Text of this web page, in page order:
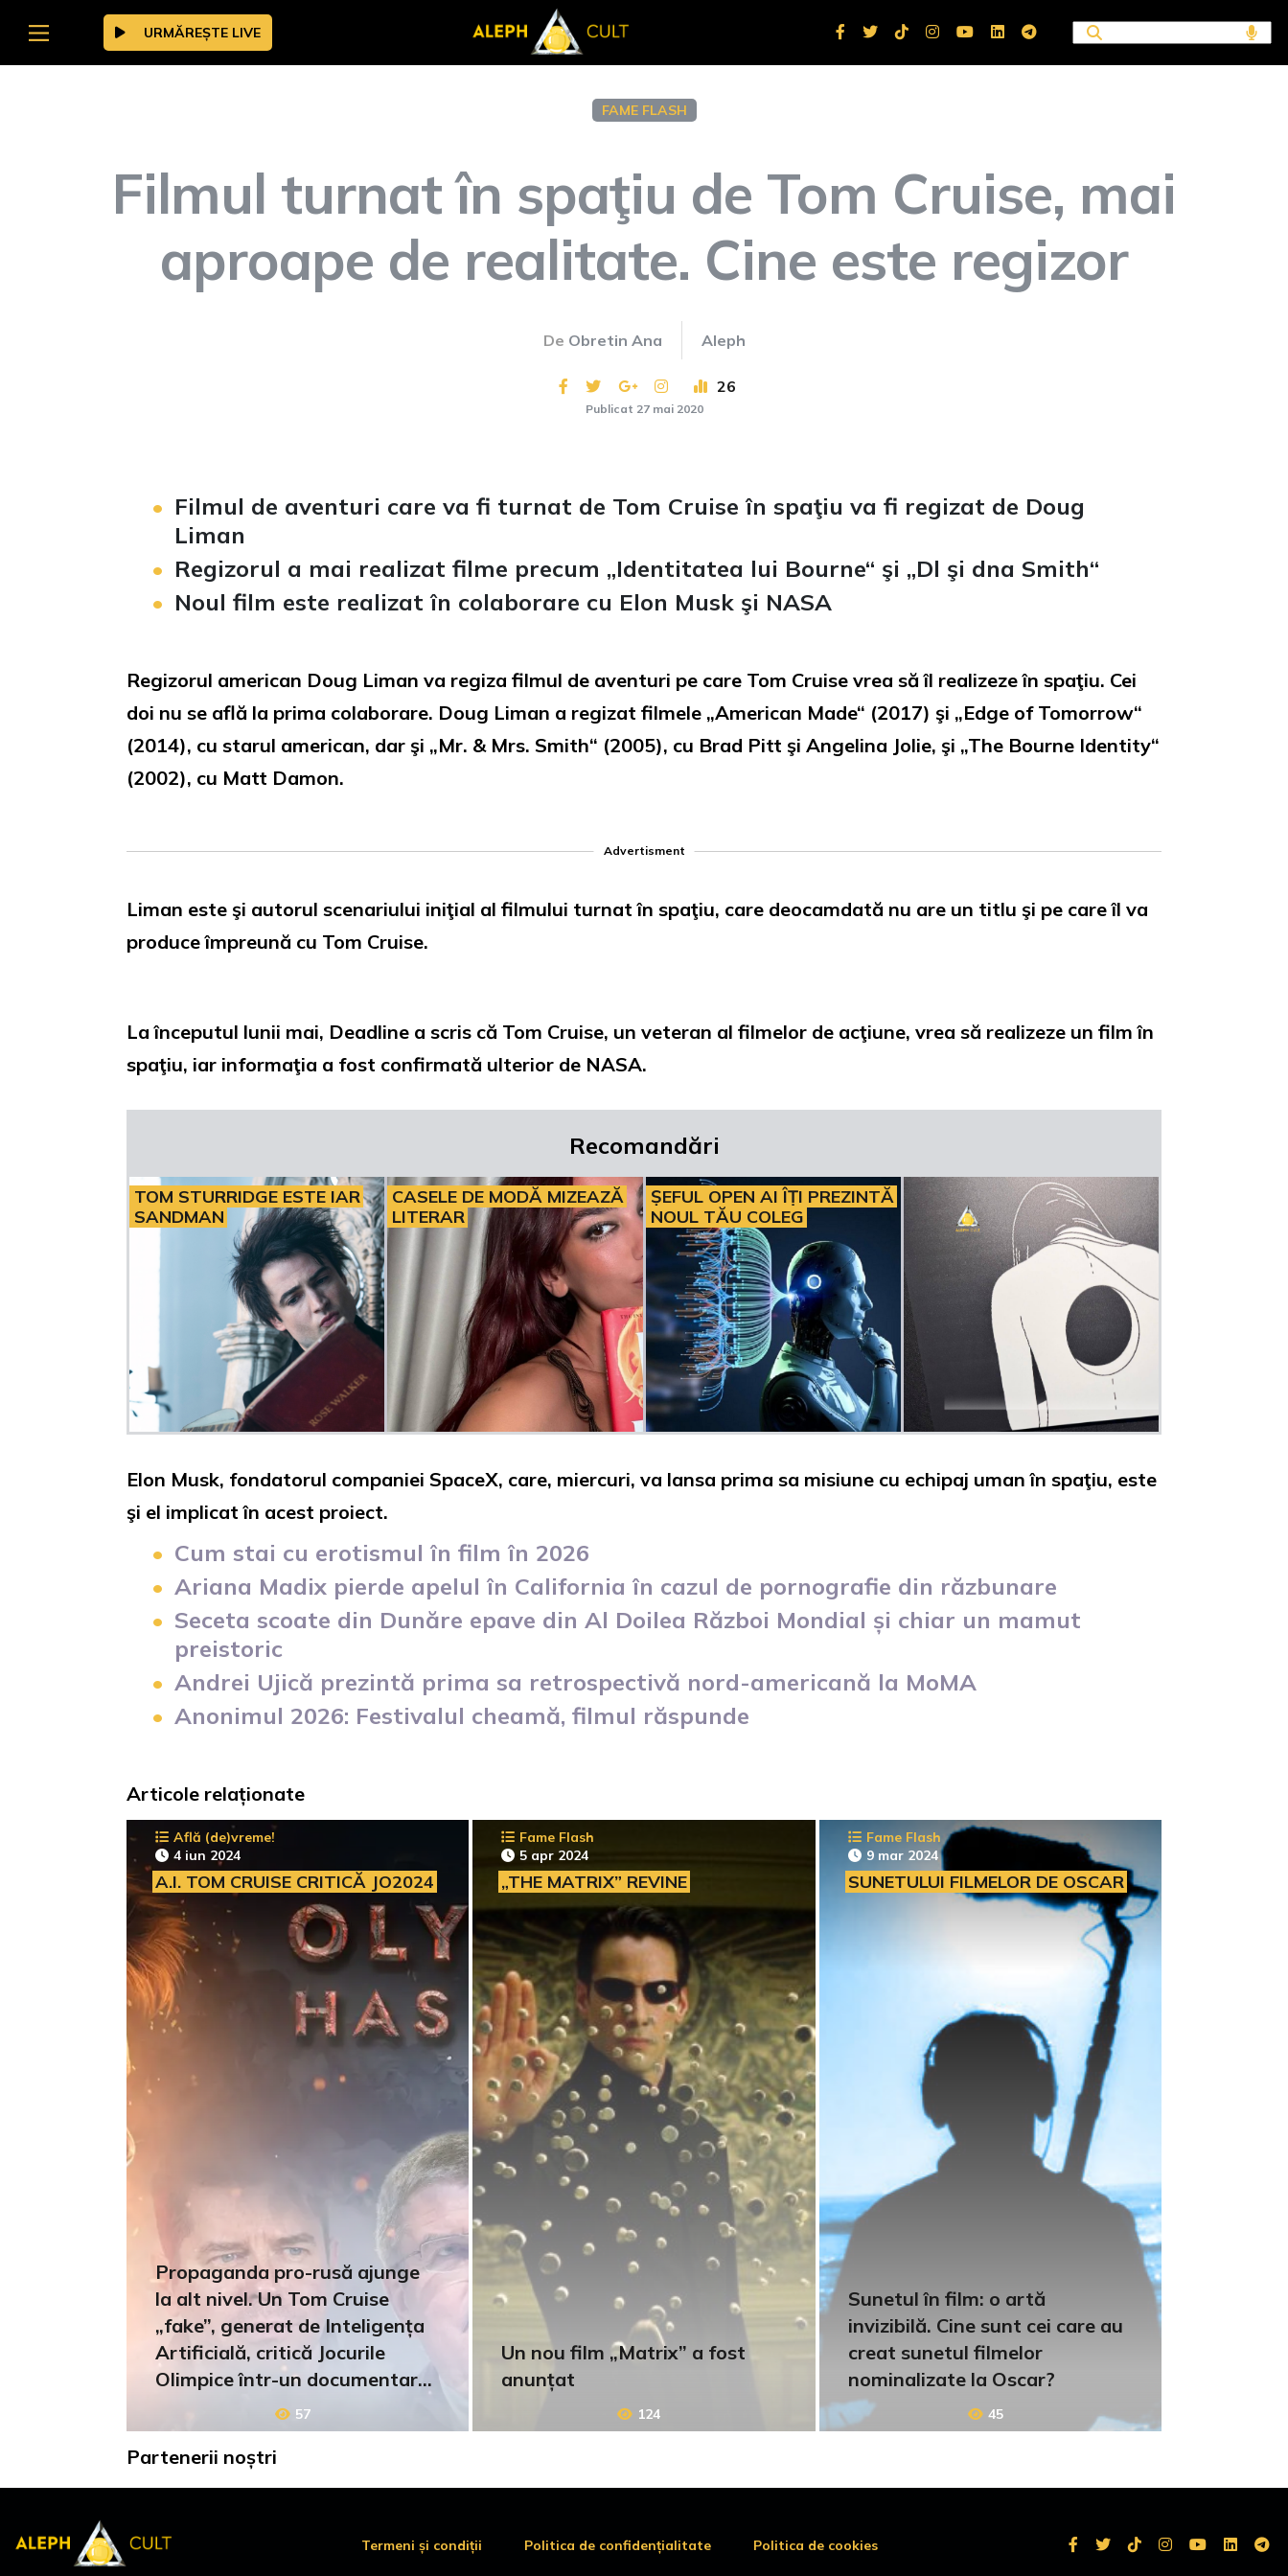
URMĂREȘTE LIVE
FAME FLASH
Filmul turnat în spaţiu de Tom Cruise, mai
aproape de realitate. Cine este regizor
De Obretin Ana Aleph
26
Publicat 27 mai 2020
Filmul de aventuri care va fi turnat de Tom Cruise în spaţiu va fi regizat de Doug
Liman
Regizorul a mai realizat filme precum „Identitatea lui Bourne“ şi „Dl şi dna Smith“
Noul film este realizat în colaborare cu Elon Musk şi NASA
Regizorul american Doug Liman va regiza filmul de aventuri pe care Tom Cruise vrea să îl realizeze în spaţiu. Cei
doi nu se află la prima colaborare. Doug Liman a regizat filmele „American Made“ (2017) şi „Edge of Tomorrow“
(2014), cu starul american, dar şi „Mr. & Mrs. Smith“ (2005), cu Brad Pitt şi Angelina Jolie, şi „The Bourne Identity“
(2002), cu Matt Damon.
Advertisment
Liman este şi autorul scenariului iniţial al filmului turnat în spaţiu, care deocamdată nu are un titlu şi pe care îl va
produce împreună cu Tom Cruise.
La începutul lunii mai, Deadline a scris că Tom Cruise, un veteran al filmelor de acţiune, vrea să realizeze un film în
spaţiu, iar informaţia a fost confirmată ulterior de NASA.
Recomandări
TOM STURRIDGE ESTE IAR
SANDMAN
CASELE DE MODĂ MIZEAZĂ
LITERAR
ȘEFUL OPEN AI ÎȚI PREZINTĂ
NOUL TĂU COLEG
Elon Musk, fondatorul companiei SpaceX, care, miercuri, va lansa prima sa misiune cu echipaj uman în spaţiu, este
şi el implicat în acest proiect.
Cum stai cu erotismul în film în 2026
Ariana Madix pierde apelul în California în cazul de pornografie din răzbunare
Seceta scoate din Dunăre epave din Al Doilea Război Mondial și chiar un mamut
preistoric
Andrei Ujică prezintă prima sa retrospectivă nord-americană la MoMA
Anonimul 2026: Festivalul cheamă, filmul răspunde
Articole relaționate
Află (de)vreme!
4 iun 2024
A.I. TOM CRUISE CRITICĂ JO2024
Propaganda pro-rusă ajunge
la alt nivel. Un Tom Cruise
„fake”, generat de Inteligența
Artificială, critică Jocurile
Olimpice într-un documentar
57
Fame Flash
5 apr 2024
„THE MATRIX” REVINE
Un nou film „Matrix” a fost
anunțat
124
Fame Flash
9 mar 2024
SUNETULUI FILMELOR DE OSCAR
Sunetul în film: o artă
invizibilă. Cine sunt cei care au
creat sunetul filmelor
nominalizate la Oscar?
45
Partenerii noștri
Termeni și condiții Politica de confidențialitate Politica de cookies